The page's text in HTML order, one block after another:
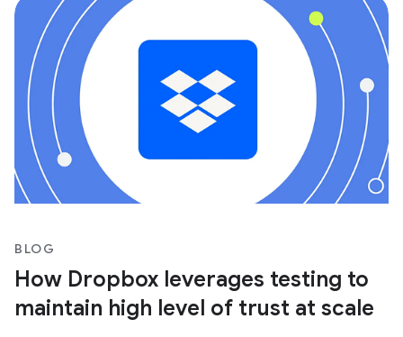
BLOG
How Dropbox leverages testing to
maintain high level of trust at scale